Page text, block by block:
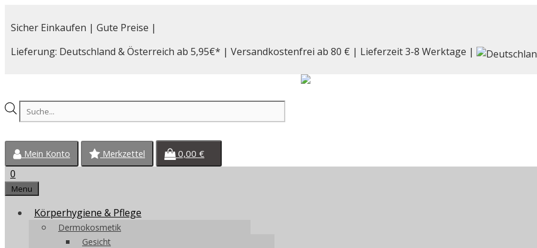
Inhalt
Sicher Einkaufen | Gute Preise |
Lieferung: Deutschland & Österreich ab 5,95€* | Versandkostenfrei ab 80 € | Lieferzeit 3-8 Werktage |
Products
search
Mein Konto Merkzettel 0,00 €
0
Menu
Körperhygiene & Pflege
Dermokosmetik
Gesicht